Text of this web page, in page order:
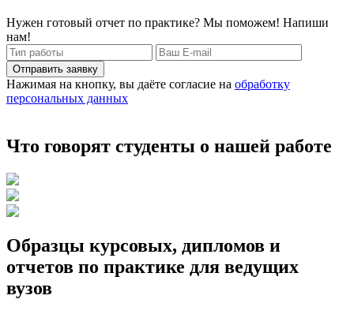
Нужен готовый отчет по практике? Мы поможем! Напиши
нам!
Отправить заявку
Нажимая на кнопку, вы даёте согласие на обработку
персональных данных
Что говорят студенты о нашей работе
Образцы курсовых, дипломов и
отчетов по практике для ведущих
вузов